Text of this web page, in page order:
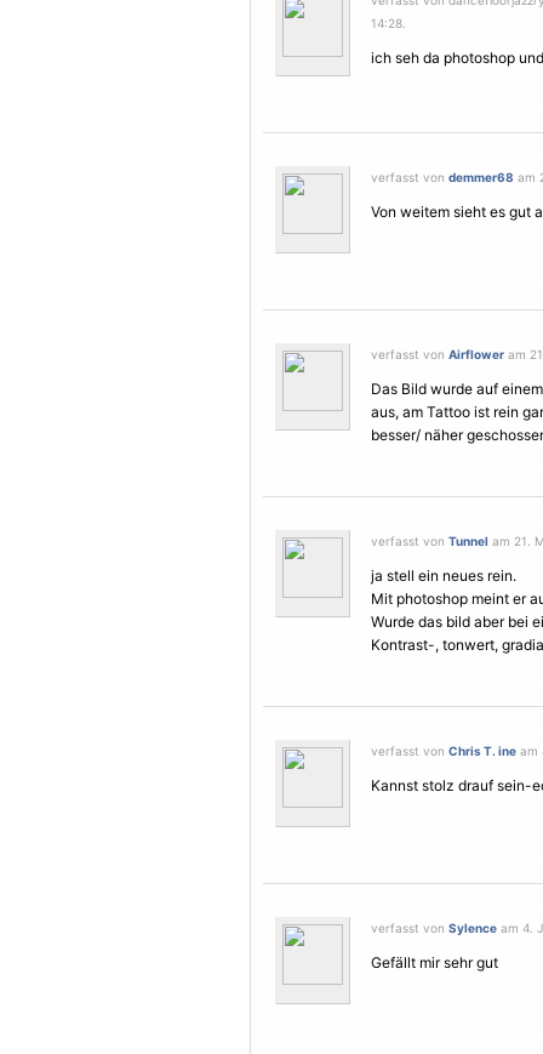
14:28.
ich seh da photoshop
verfasst von demmer68 am
Von weitem sieht es gut
verfasst von Airflower am
Das Bild wurde auf
aus, am Tattoo ist rein
besser/ näher
verfasst von Tunnel am 21.
ja stell ein neues rein.
Mit photoshop meint er
Wurde das bild aber bei
Kontrast-, tonwert,
verfasst von Chris T. ine am
Kannst stolz drauf sein-
verfasst von Sylence am 4.
Gefällt mir sehr gut